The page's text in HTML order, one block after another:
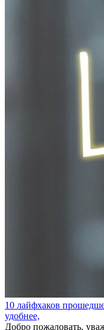
10 лайфхаков
удобнее,
Добро пожаловать,